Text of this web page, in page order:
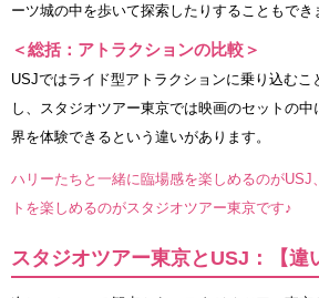
ーツ城の中を歩いて探索したりすることもでき
＜総括：アトラクションの比較＞
USJではライド型アトラクションに乗り込む
し、スタジオツアー東京では映画のセットの
界を体験できるという違いがあります。
ハリーたちと一緒に臨場感を楽しめるのがUSJ
トを楽しめるのがスタジオツアー東京です♪
スタジオツアー東京とUSJ：【